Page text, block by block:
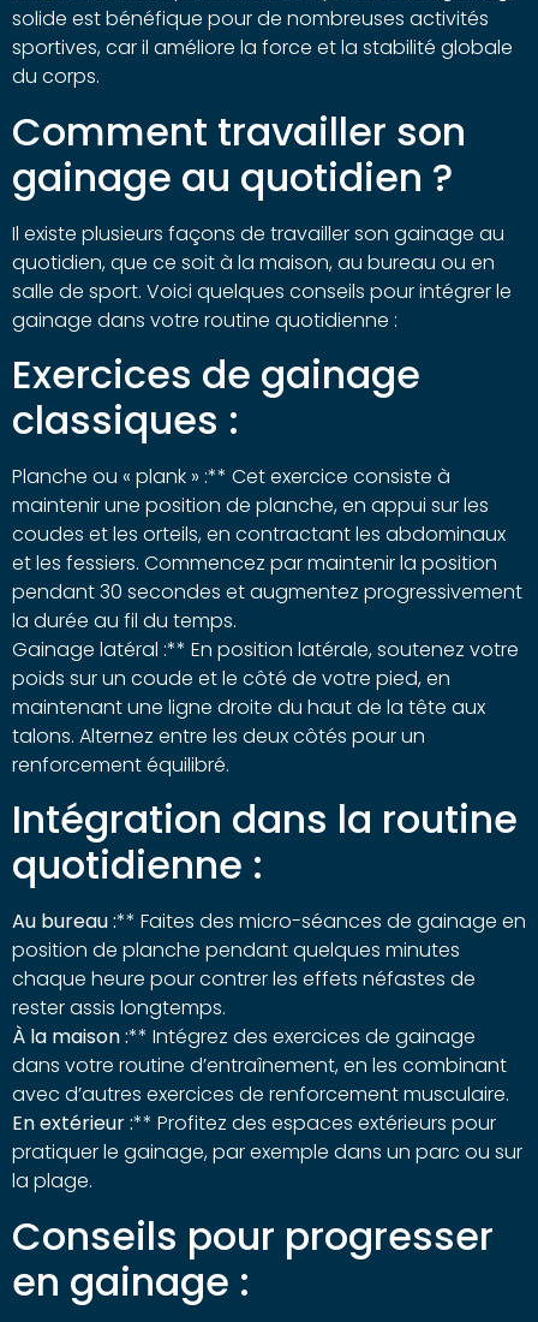
solide est bénéfique pour de nombreuses activités
sportives, car il améliore la force et la stabilité globale
du corps.
Comment travailler son
gainage au quotidien ?
Il existe plusieurs façons de travailler son gainage au
quotidien, que ce soit à la maison, au bureau ou en
salle de sport. Voici quelques conseils pour intégrer le
gainage dans votre routine quotidienne :
Exercices de gainage
classiques :
Planche ou « plank » :** Cet exercice consiste à
maintenir une position de planche, en appui sur les
coudes et les orteils, en contractant les abdominaux
et les fessiers. Commencez par maintenir la position
pendant 30 secondes et augmentez progressivement
la durée au fil du temps.
Gainage latéral :** En position latérale, soutenez votre
poids sur un coude et le côté de votre pied, en
maintenant une ligne droite du haut de la tête aux
talons. Alternez entre les deux côtés pour un
renforcement équilibré.
Intégration dans la routine
quotidienne :
Au bureau :** Faites des micro-séances de gainage en
position de planche pendant quelques minutes
chaque heure pour contrer les effets néfastes de
rester assis longtemps.
À la maison :** Intégrez des exercices de gainage
dans votre routine d’entraînement, en les combinant
avec d’autres exercices de renforcement musculaire.
En extérieur :** Profitez des espaces extérieurs pour
pratiquer le gainage, par exemple dans un parc ou sur
la plage.
Conseils pour progresser
en gainage :